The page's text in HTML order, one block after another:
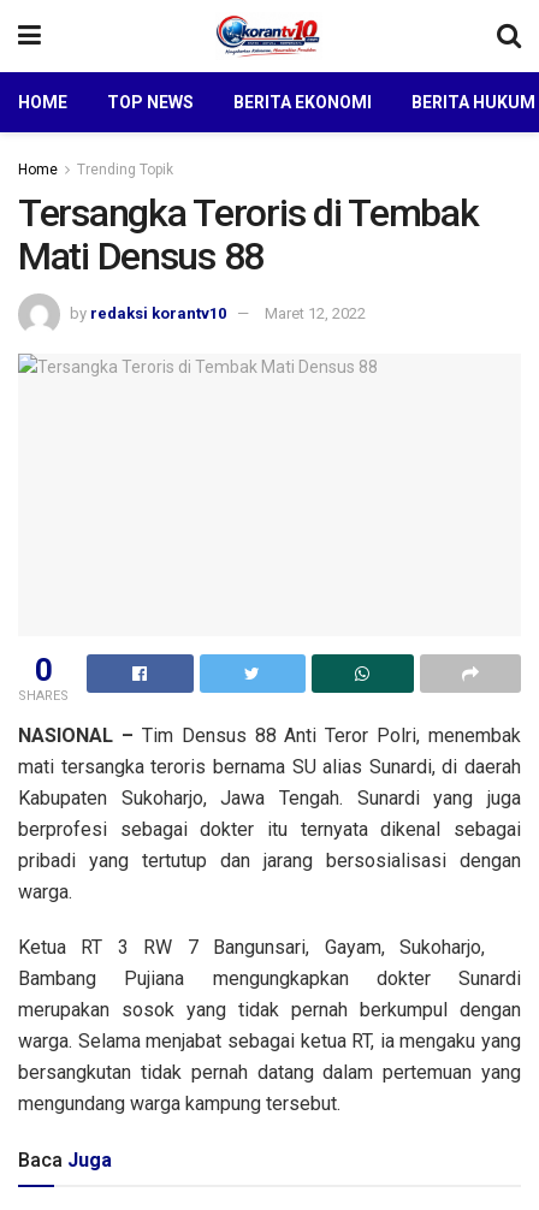
HOME TOP NEWS BERITA EKONOMI BERITA
Home Trending Topik
Tersangka Teroris di Tembak
Mati Densus 88
by redaksi korantv10 Maret 12, 2022
0
SHARES
NASIONAL – Tim Densus 88 Anti Teror Polri, menembak
mati tersangka teroris bernama SU alias Sunardi, di daerah
Kabupaten Sukoharjo, Jawa Tengah. Sunardi yang juga
berprofesi sebagai dokter itu ternyata dikenal sebagai
pribadi yang tertutup dan jarang bersosialisasi dengan
warga.
Ketua RT 3 RW 7 Bangunsari, Gayam, Sukoharjo,
Bambang Pujiana mengungkapkan dokter Sunardi
merupakan sosok yang tidak pernah berkumpul dengan
warga. Selama menjabat sebagai ketua RT, ia mengaku yang
bersangkutan tidak pernah datang dalam pertemuan yang
mengundang warga kampung tersebut.
Baca Juga